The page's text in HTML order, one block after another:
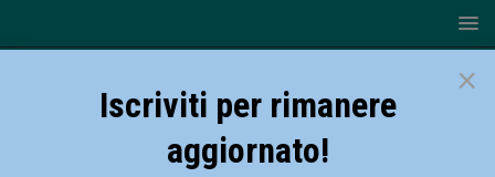
×
Iscriviti per rimanere
aggiornato!